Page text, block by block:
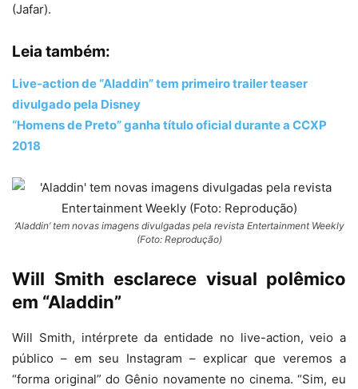
(Jafar).
Leia também:
Live-action de “Aladdin” tem primeiro trailer teaser
divulgado pela Disney
“Homens de Preto” ganha título oficial durante a CCXP
2018
‘Aladdin’ tem novas imagens divulgadas pela revista Entertainment Weekly
(Foto: Reprodução)
Will Smith esclarece visual polêmico
em “Aladdin”
Will Smith, intérprete da entidade no live-action, veio a
público – em seu Instagram – explicar que veremos a
“forma original” do Gênio novamente no cinema. “Sim, eu